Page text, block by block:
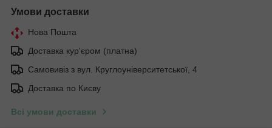
Умови доставки
Нова Пошта
Доставка кур'єром (платна)
Самовивіз з вул. Круглоуніверситетської, 4
Доставка по Києву
Всі умови доставки